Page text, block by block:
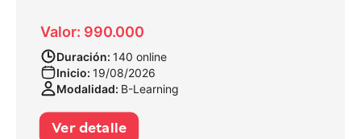
Valor: 990.000
Duración: 140 online
Inicio: 19/08/2026
Modalidad: B-Learning
Ver detalle